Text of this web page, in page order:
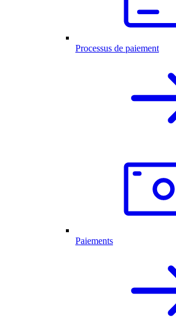
Processus de paiement
Paiements